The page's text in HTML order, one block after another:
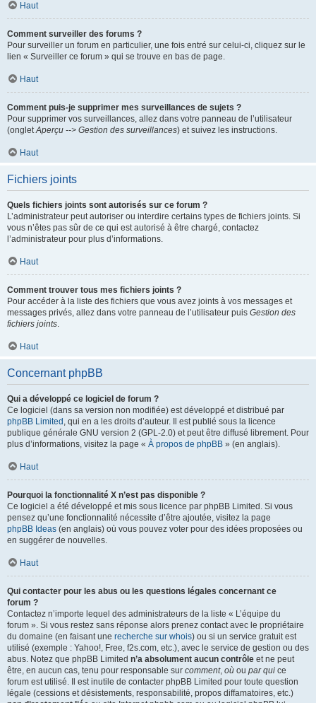
Haut
Comment surveiller des forums ?
Pour surveiller un forum en particulier, une fois entré sur celui-ci, cliquez sur le
lien « Surveiller ce forum » qui se trouve en bas de page.
Haut
Comment puis-je supprimer mes surveillances de sujets ?
Pour supprimer vos surveillances, allez dans votre panneau de l’utilisateur
(ongletAperçu --> Gestion des surveillances) et suivez les instructions.
Haut
Fichiers joints
Quels fichiers joints sont autorisés sur ce forum ?
L’administrateur peut autoriser ou interdire certains types de fichiers joints. Si
vous n’êtes pas sûr de ce qui est autorisé à être chargé, contactez
l’administrateur pour plus d’informations.
Haut
Comment trouver tous mes fichiers joints ?
Pour accéder à la liste des fichiers que vous avez joints à vos messages et
messages privés, allez dans votre panneau de l’utilisateur puis Gestion des
fichiers joints.
Haut
Concernant phpBB
Qui a développé ce logiciel de forum ?
Ce logiciel (dans sa version non modifiée) est développé et distribué par
phpBB Limited , qui en a les droits d’auteur. Il est publié sous la licence
publique générale GNU version 2 (GPL-2.0) et peut être diffusé librement. Pour
plus d’informations, visitez la page « À propos de phpBB » (en anglais).
Haut
Pourquoi la fonctionnalité X n’est pas disponible ?
Ce logiciel a été développé et mis sous licence par phpBB Limited. Si vous
pensez qu’une fonctionnalité nécessite d’être ajoutée, visitez la page
phpBB Ideas (en anglais) où vous pouvez voter pour des idées proposées ou
en suggérer de nouvelles.
Haut
Qui contacter pour les abus ou les questions légales concernant ce
forum ?
Contactez n’importe lequel des administrateurs de la liste « L’équipe du
forum ». Si vous restez sans réponse alors prenez contact avec le propriétaire
du domaine (en faisant une recherche sur whois) ou si un service gratuit est
utilisé (exemple : Yahoo!, Free, f2s.com, etc.), avec le service de gestion ou des
abus. Notez que phpBB Limited n’a absolument aucun contrôle et ne peut
être, en aucun cas, tenu pour responsable sur comment, où ou par qui ce
forum est utilisé. Il est inutile de contacter phpBB Limited pour toute question
légale (cessions et désistements, responsabilité, propos diffamatoires, etc.)